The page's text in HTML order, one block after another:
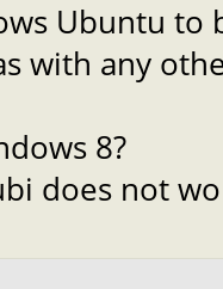
Ubuntu to
with any
8?
does not